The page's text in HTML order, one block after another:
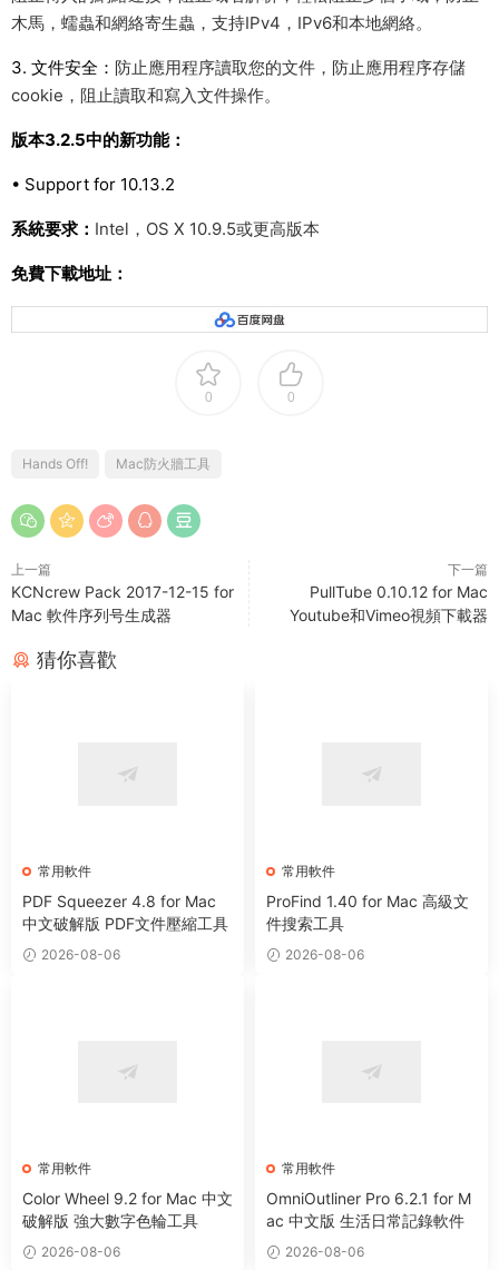
木馬，蠕蟲和網絡寄生蟲，支持IPv4，IPv6和本地網絡。
3. 文件安全： 防止應用程序讀取您的文件，防止應用程序存儲
cookie，阻止讀取和寫入文件操作。
版本3.2.5中的新功能：
• Support for 10.13.2
系統要求： Intel，OS X 10.9.5或更高版本
免費下載地址：
0 0
Hands Off! Mac防火牆工具
上一篇
KCNcrew Pack 2017-12-15 for
Mac 軟件序列号生成器
下一篇
PullTube 0.10.12 for Mac
Youtube和Vimeo視頻下載器
猜你喜歡
常用軟件
PDF Squeezer 4.8 for Mac
中文破解版 PDF文件壓縮工具
2026-08-06
常用軟件
ProFind 1.40 for Mac 高級文
件搜索工具
2026-08-06
常用軟件
Color Wheel 9.2 for Mac 中文
破解版 強大數字色輪工具
2026-08-06
常用軟件
OmniOutliner Pro 6.2.1 for M
ac 中文版 生活日常記錄軟件
2026-08-06